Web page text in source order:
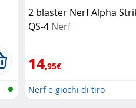
2 blaster Nerf Alpha
QS-4 Nerf
14,95€
Nerf e giochi di tiro